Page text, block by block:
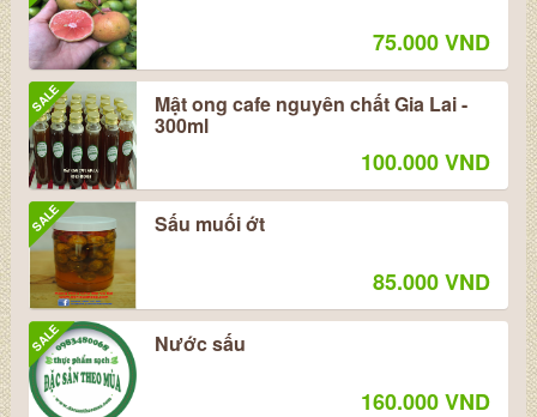
75.000 VND
SALE Mật ong cafe nguyên chất Gia Lai -
300ml
100.000 VND
SALE Sấu muối ớt
85.000 VND
SALE Nước sấu
160.000 VND